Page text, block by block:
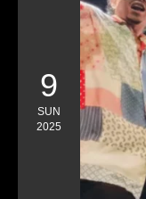
9
SUN
2025